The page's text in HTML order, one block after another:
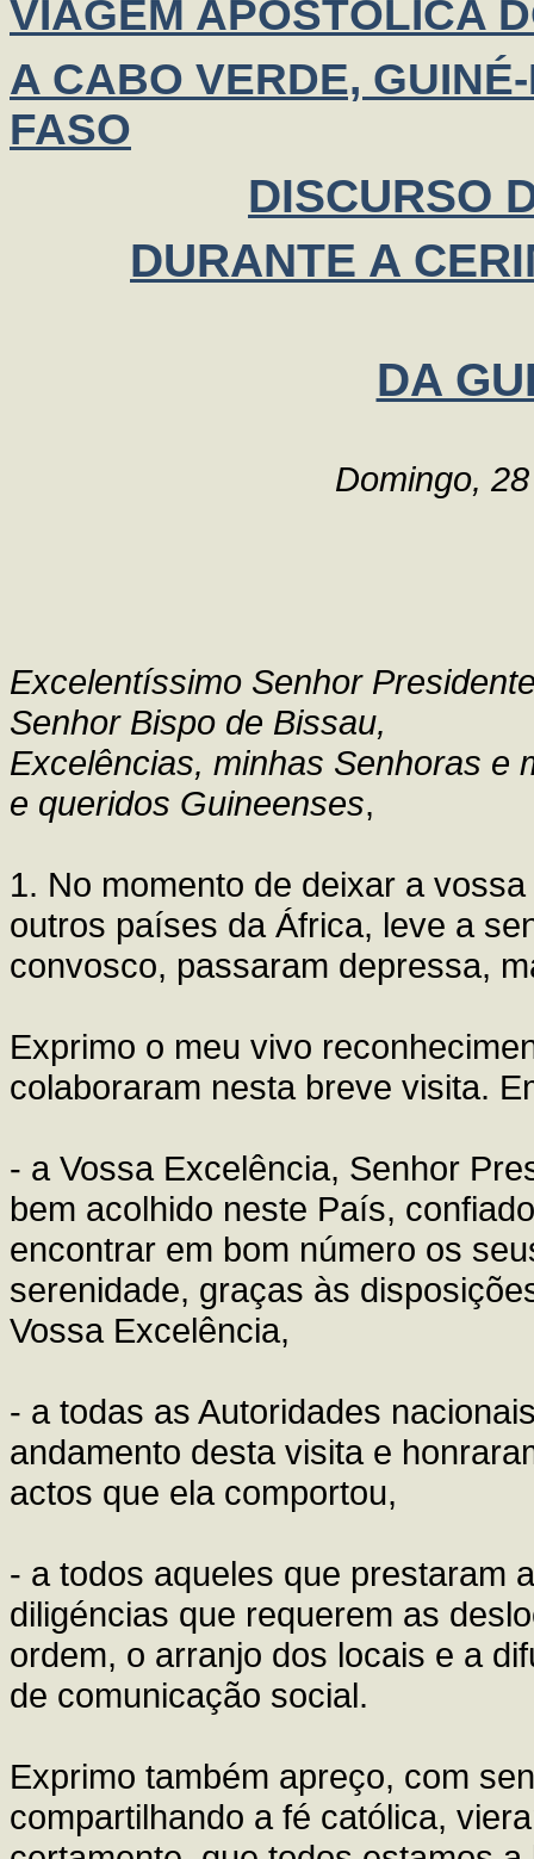
VIAGEM APOSTÓLICA
A CABO VERDE,
FASO
DISCURSO
DURANTE A
DA
Domingo,
Excelentíssimo Senhor
Senhor Bispo de Bissau,
Excelências, minhas Senhoras e
e queridos Guineenses,
1. No momento de deixar a
outros países da África, leve a
convosco, passaram depressa,
Exprimo o meu vivo
colaboraram nesta breve visita.
- a Vossa Excelência, Senhor
bem acolhido neste País,
encontrar em bom número os
serenidade, graças às
Vossa Excelência,
- a todas as Autoridades
andamento desta visita e
actos que ela comportou,
- a todos aqueles que prestaram
diligéncias que requerem as
ordem, o arranjo dos locais e a
de comunicação social.
Exprimo também apreço, com
compartilhando a fé católica,